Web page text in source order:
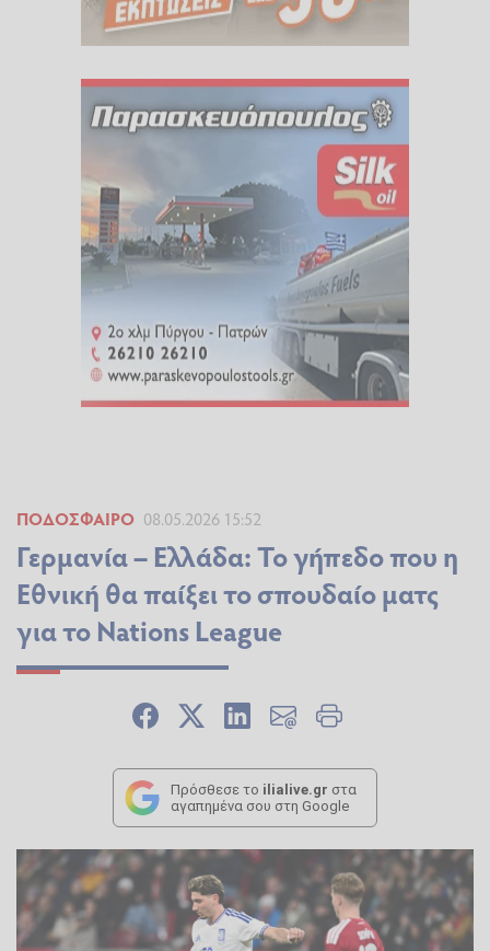
ΠΟΔΌΣΦΑΙΡΟ 08.05.2026 15:52
Γερμανία – Ελλάδα: Το γήπεδο που η
Εθνική θα παίξει το σπουδαίο ματς
για το Nations League
Πρόσθεσε το ilialive.gr στα
αγαπημένα σου στη Google